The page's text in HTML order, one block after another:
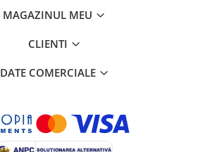
MAGAZINUL MEU
CLIENTI
DATE COMERCIALE